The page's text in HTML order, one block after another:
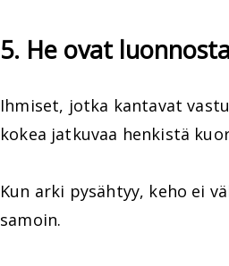
5. He ovat
Ihmiset, jotka kantavat
kokea jatkuvaa henkistä
Kun arki pysähtyy, keho ei
samoin.